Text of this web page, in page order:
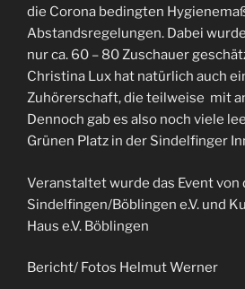
die Corona bedingten
Abstandsregelungen. Dabei
nur ca. 60 – 80 Zuschauer
Christina Lux hat natürlich auch
Zuhörerschaft, die teilweise mit
Dennoch gab es also noch viele
Grünen Platz in der Sindelfinger
Veranstaltet wurde das Event von
Sindelfingen/Böblingen e.V. und
Haus e.V. Böblingen
Bericht/ Fotos Helmut Werner